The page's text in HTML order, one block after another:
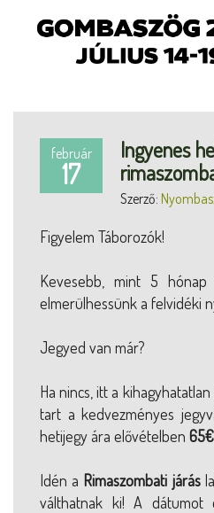
február
17
Ingyenes
Szerző:
Figyelem Táborozók!
Kevesebb, mint 5
elmerülhessünk a felvidéki
Jegyed van már?
Ha nincs, itt a
tart a kedvezményes
hetijegy ára elővételben 65€
Idén a Rimaszombati járás
válthatnak ki! A dátumot